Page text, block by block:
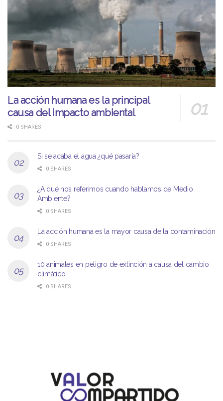
La acción humana es la principal
causa del impacto ambiental
0 SHARES
Si se acaba el agua ¿qué pasaría?
0 SHARES
¿A qué nos referimos cuando hablamos de Medio
Ambiente?
0 SHARES
La acción humana es la mayor causa de la contaminación
0 SHARES
10 animales en peligro de extinción a causa del cambio
climático
0 SHARES